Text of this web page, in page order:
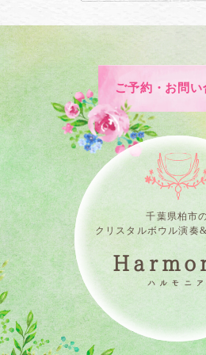
ご予約・お問い
千葉県柏市
クリスタルボウル演奏
ハルモニア